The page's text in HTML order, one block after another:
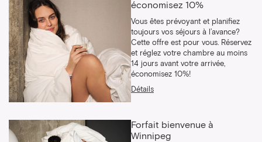
économisez 10%
Vous êtes prévoyant et planifiez
toujours vos séjours à l’avance?
Cette offre est pour vous. Réservez
et réglez votre chambre au moins
14 jours avant votre arrivée,
économisez 10%!
Détails
Forfait bienvenue à
Winnipeg